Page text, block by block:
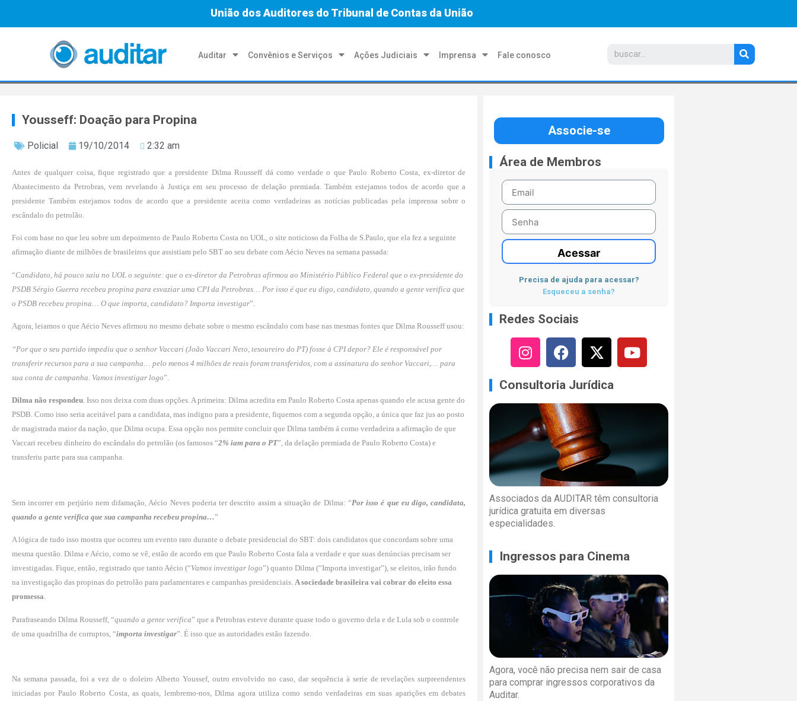
União dos Auditores do Tribunal de Contas da União
Auditar Convênios e Serviços Ações Judiciais Imprensa Fale conosco
Yousseff: Doação para Propina
Policial 19/10/2014 2:32 am
Antes de qualquer coisa, fique registrado que a presidente Dilma Rousseff dá como verdade o que Paulo Roberto Costa, ex-diretor de
Abastecimento da Petrobras, vem revelando à Justiça em seu processo de delação premiada. Também estejamos todos de acordo que a
presidente Também estejamos todos de acordo que a presidente aceita como verdadeiras as notícias publicadas pela imprensa sobre o
escândalo do petrolão.
Foi com base no que leu sobre um depoimento de Paulo Roberto Costa no UOL, o site noticioso da Folha de S.Paulo, que ela fez a seguinte
afirmação dian­te de milhões de brasileiros que assis­tiam pelo SBT ao seu debate com Aécio Neves na semana passada:
“Candidato, há pouco saiu no UOL o seguinte: que o ex-diretor da Petrobras afirmou ao Ministério Público Federal que o ex-presidente do
PSDB Sérgio Guerra recebeu propina para esvaziar uma CPI da Petrobras… Por isso é que eu digo, candidato, quando a gente verifica que
o PSDB recebeu propina… O que im­porta, candidato? Importa investigar”.
Agora, leiamos o que Aécio Neves afirmou no mesmo debate sobre o mes­mo escândalo com base nas mesmas fontes que Dilma Rousseff usou:
“Por que o seu partido impediu que o senhor Vaccari (João Vaccari Neto, tesou­reiro do PT) fosse à CPI depor? Ele é res­ponsável por
transferir recursos para a sua campanha… pelo menos 4 milhões de reais foram transferidos, com a assinatu­ra do senhor Vaccari,… para
sua conta de campanha. Vamos investigar logo”.
Dilma não respondeu . Isso nos deixa com duas opções. A primeira: Dilma acredita em Paulo Roberto Costa apenas quando ele acusa gente do
PSDB. Como isso seria aceitável para a candidata, mas indigno para a presidente, fiquemos com a segunda opção, a única que faz jus ao posto
de magistrada maior da nação, que Dilma ocupa. Essa opção nos permite concluir que Dilma também á como ver­dadeira a afirmação de que
Vaccari rece­beu dinheiro do escândalo do petrolão (os famosos “2% iam para o PT”, da delação premiada de Paulo Roberto Costa) e
transferiu parte para sua campanha.
Sem incorrer em perjúrio nem difamação, Aécio Neves poderia ter descrito assim a situação de Dilma: “Por isso é que eu di­go, candidata,
quando a gente verifica que sua campanha recebeu propina…”
A lógica de tudo isso mostra que ocorreu um evento raro durante o deba­te presidencial do SBT: dois candidatos que concordam sobre uma
mesma ques­tão. Dilma e Aécio, como se vê, estão de acordo em que Paulo Roberto Costa fala a verdade e que suas denúncias precisam ser
investigadas. Fique, então, registrado que tanto Aécio (“Vamos investigar lo­go”) quanto Dilma (“Importa investi­gar”), se eleitos, irão fundo
na investiga­ção das propinas do petrolão para par­lamentares e campanhas presidenciais. A sociedade brasileira vai cobrar do eleito essa
promessa.
Parafraseando Dilma Rousseff, “quan­do a gente verifica” que a Petrobras esteve durante quase todo o governo dela e de Lula sob o controle
de uma quadrilha de corruptos, “importa investigar”. É isso que as autoridades estão fazendo.
Na semana passada, foi a vez de o doleiro Alberto Youssef, outro envolvido no caso, dar se­quência à serie de revelações surpreen­dentes
iniciadas por Paulo Roberto Costa, as quais, lembremo-nos, Dilma agora uti­liza como sendo verdadeiras em suas apa­rições em debates
Associe-se
Área de Membros
Acessar
Precisa de ajuda para acessar?
Esqueceu a senha?
Redes Sociais
Consultoria Jurídica
Associados da AUDITAR têm consultoria
jurídica gratuita em diversas
especialidades.
Ingressos para Cinema
Agora, você não precisa nem sair de casa
para comprar ingressos corporativos da
Auditar.